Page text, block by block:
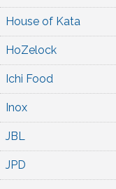
House of Kata
HoZelock
Ichi Food
Inox
JBL
JPD